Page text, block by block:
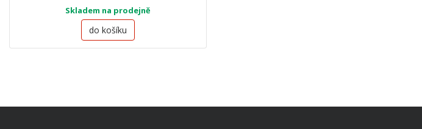
Skladem na prodejně
do košíku